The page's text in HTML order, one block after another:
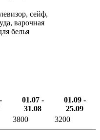
сейф,
варочная
белья
01.07 -
31.08
01.09 -
25.09
3800 3200